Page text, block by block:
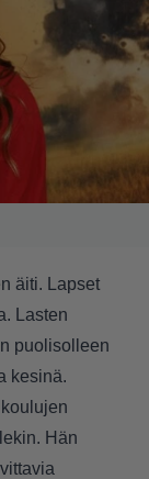
äiti. Lapset
Lasten
puolisolleen
kesinä.
Hän